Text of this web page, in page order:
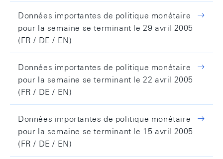
Données importantes de politique monétaire
pour la semaine se terminant le 29 avril 2005
(FR / DE / EN)
Données importantes de politique monétaire
pour la semaine se terminant le 22 avril 2005
(FR / DE / EN)
Données importantes de politique monétaire
pour la semaine se terminant le 15 avril 2005
(FR / DE / EN)